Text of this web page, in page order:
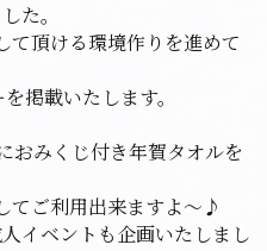
た。
て頂ける環境作りを進めて
掲載いたします。
おみくじ付き年賀タオルを
てご利用出来ますよ～♪
イベントも企画いたしまし